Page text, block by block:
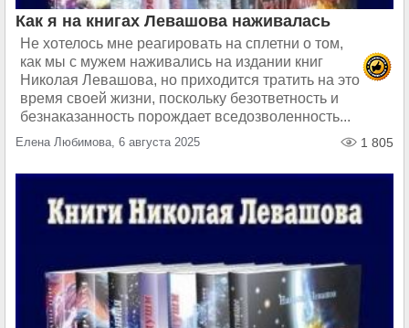
Как я на книгах Левашова наживалась
Не хотелось мне реагировать на сплетни о том,
как мы с мужем наживались на издании книг
Николая Левашова, но приходится тратить на это
время своей жизни, поскольку безответность и
безнаказанность порождает вседозволенность...
Елена Любимова, 6 августа 2025 1 805